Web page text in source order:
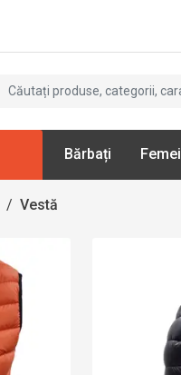
Bărbați Femei
/ Vestă